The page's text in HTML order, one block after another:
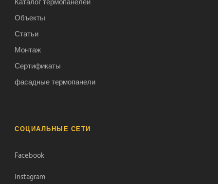
Каталог термопанелей
Объекты
Статьи
Монтаж
Сертификаты
фасадные термопанели
СОЦИАЛЬНЫЕ СЕТИ
Facebook
Instagram